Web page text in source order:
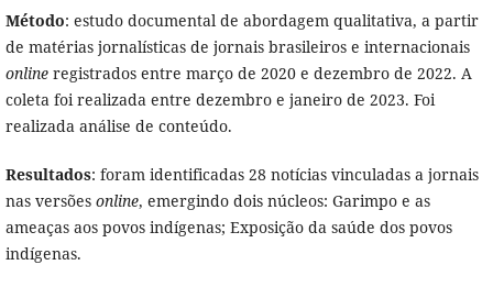
Método: estudo documental de abordagem qualitativa, a partir
de matérias jornalísticas de jornais brasileiros e internacionais
onlineregistrados entre março de 2020 e dezembro de 2022. A
coleta foi realizada entre dezembro e janeiro de 2023. Foi
realizada análise de conteúdo.
Resultados: foram identificadas 28 notícias vinculadas a jornais
nas versões online, emergindo dois núcleos: Garimpo e as
ameaças aos povos indígenas; Exposição da saúde dos povos
indígenas.